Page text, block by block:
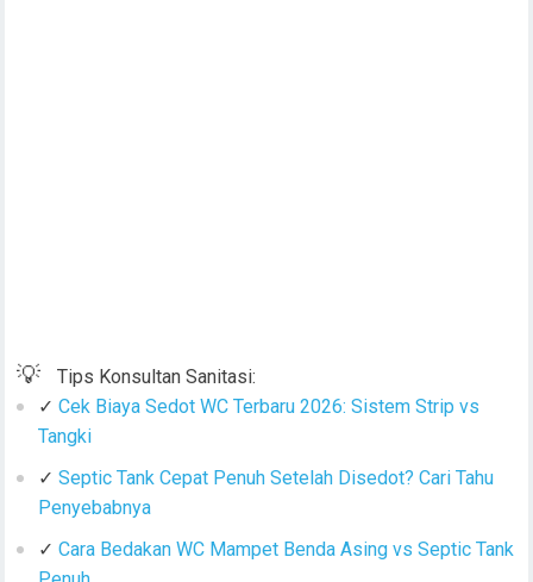
💡
Tips Konsultan Sanitasi:
✓ Cek Biaya Sedot WC Terbaru 2026: Sistem Strip vs
Tangki
✓ Septic Tank Cepat Penuh Setelah Disedot? Cari Tahu
Penyebabnya
✓ Cara Bedakan WC Mampet Benda Asing vs Septic Tank